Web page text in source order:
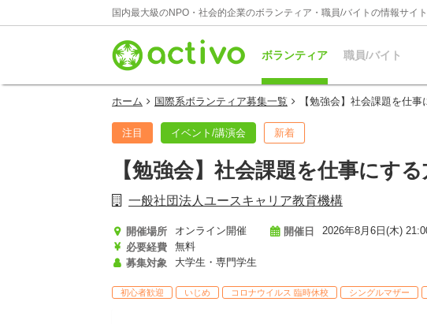
国内最大級のNPO・社会的企業のボランティア・職員/バイトの情報サイト
ボランティア 職員/バイト
ホーム 国際系ボランティア募集一覧 【勉強会】社会課題を仕
注目 イベント/講演会 新着
【勉強会】社会課題を仕事にす
一般社団法人ユースキャリア教育機構
開催場所
オンライン開催
必要経費
無料
募集対象
大学生・専門学生
開催日 2026年8月6日(木)
初心者歓迎 いじめ コロナウイルス 臨時休校 シングルマザー